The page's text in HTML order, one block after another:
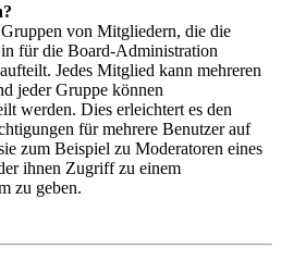
von Mitgliedern, die die
für die Board-Administration
Jedes Mitglied kann mehreren
jeder Gruppe können
werden. Dies erleichtert es den
für mehrere Benutzer auf
zum Beispiel zu Moderatoren eines
ihnen Zugriff zu einem
zu geben.